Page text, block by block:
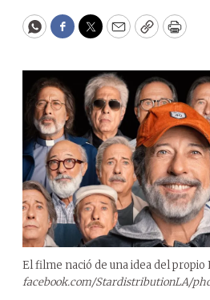
WhatsApp
Facebook
Twitter
EmailCopyPrint
El filme nació de una idea del propio
facebook.com/StardistributionLA/